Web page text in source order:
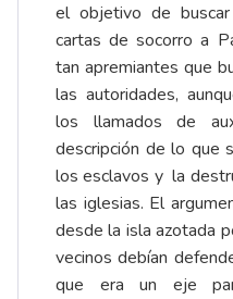
el objetivo de buscar
cartas de socorro a
tan apremiantes que
las autoridades,
los llamados de
descripción de lo que
los esclavos y la
las iglesias. El
desde la isla azotada
vecinos debían
que era un eje